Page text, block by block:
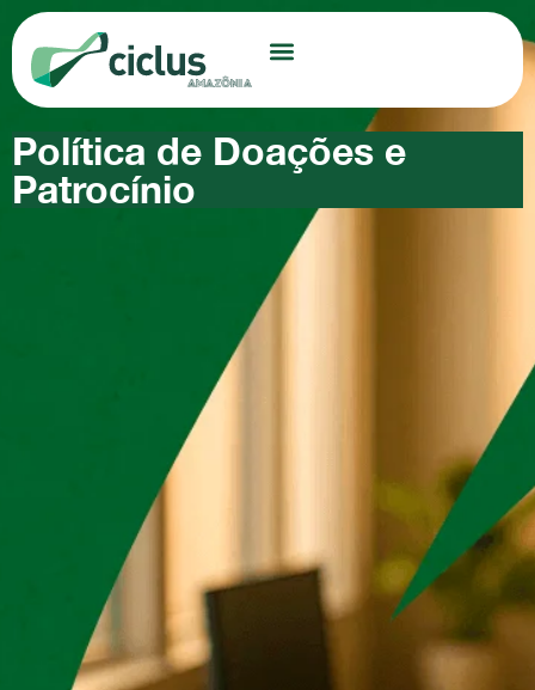
Política de Doações e
Patrocínio